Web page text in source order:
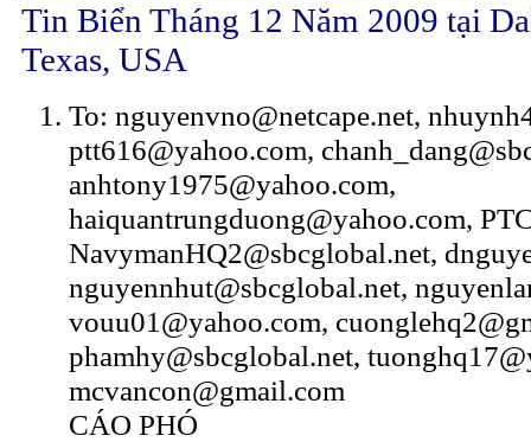
Tin Biển Tháng 12 Năm 2009 tại
Texas, USA
To: nguyenvno@netcape.net,
ptt616@yahoo.com,
anhtony1975@yahoo.com,
haiquantrungduong@yahoo.com,
NavymanHQ2@sbcglobal.net,
nguyennhut@sbcglobal.net,
vouu01@yahoo.com,
phamhy@sbcglobal.net,
mcvancon@gmail.com
CÁO PHÓ